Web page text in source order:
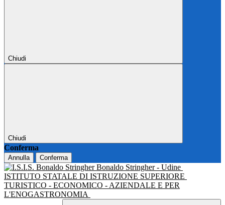
Chiudi
Chiudi
Conferma
Annulla Conferma
Bonaldo Stringher - Udine
ISTITUTO STATALE DI ISTRUZIONE SUPERIORE
TURISTICO - ECONOMICO - AZIENDALE E PER
L'ENOGASTRONOMIA